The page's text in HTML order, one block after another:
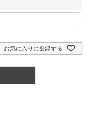
お気に入りに登録する